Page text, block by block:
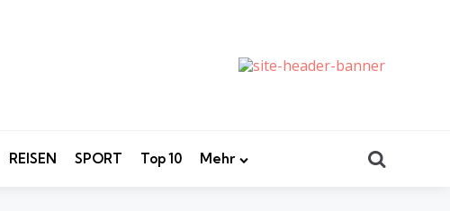
REISEN SPORT Top 10 Mehr